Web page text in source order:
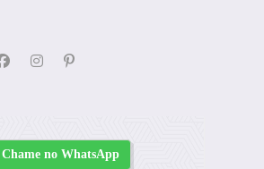
Chame no WhatsApp